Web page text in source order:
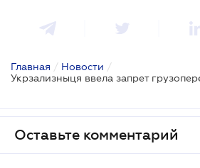
Главная / Новости /
Оставьте комментарий